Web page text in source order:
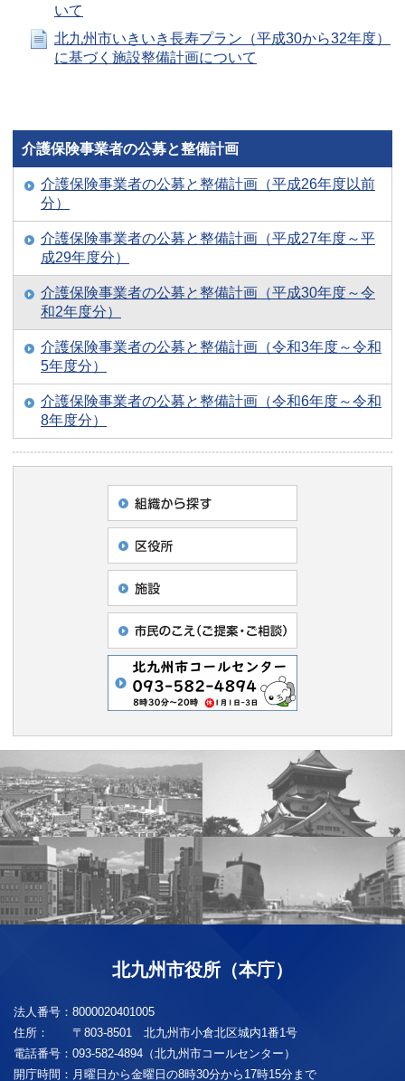
いて
北九州市いきいき長寿プラン（平成30から32年度）
に基づく施設整備計画について
介護保険事業者の公募と整備計画
介護保険事業者の公募と整備計画（平成26年度以前
分）
介護保険事業者の公募と整備計画（平成27年度～平
成29年度分）
介護保険事業者の公募と整備計画（平成30年度～令
和2年度分）
介護保険事業者の公募と整備計画（令和3年度～令和
5年度分）
介護保険事業者の公募と整備計画（令和6年度～令和
8年度分）
北九州市役所（本庁）
法人番号： 8000020401005
住所：
〒803-8501 北九州市小倉北区城内1番1号
電話番号： 093-582-4894（北九州市コールセンター）
開庁時間： 月曜日から金曜日の8時30分から17時15分まで